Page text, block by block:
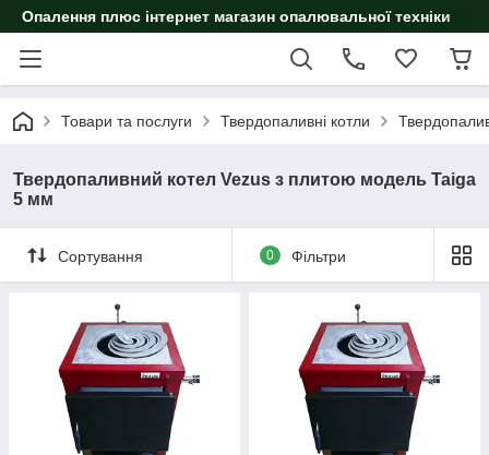
Опалення плюс інтернет магазин опалювальної техніки
Товари та послуги Твердопаливні котли
Твердопаливний котел Vezus з плитою модель Taiga
5 мм
Сортування 0 Фільтри